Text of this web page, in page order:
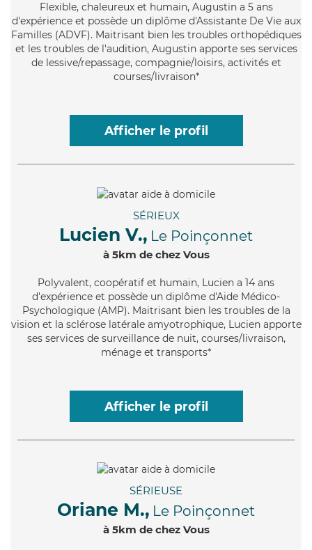
Flexible, chaleureux et humain, Augustin a 5 ans
d'expérience et possède un diplôme d'Assistante De Vie aux
Familles (ADVF). Maitrisant bien les troubles orthopédiques
et les troubles de l'audition, Augustin apporte ses services
de lessive/repassage, compagnie/loisirs, activités et
courses/livraison*
Afficher le profil
SÉRIEUX
Lucien V., Le Poinçonnet
à 5km de chez Vous
Polyvalent, coopératif et humain, Lucien a 14 ans
d'expérience et possède un diplôme d'Aide Médico-
Psychologique (AMP). Maitrisant bien les troubles de la
vision et la sclérose latérale amyotrophique, Lucien apporte
ses services de surveillance de nuit, courses/livraison,
ménage et transports*
Afficher le profil
SÉRIEUSE
Oriane M., Le Poinçonnet
à 5km de chez Vous